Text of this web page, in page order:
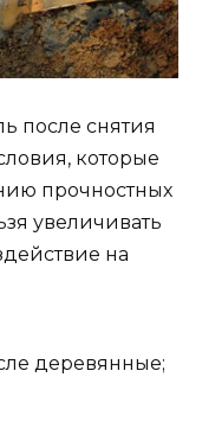
после снятия
которые
прочностных
увеличивать
на
деревянные;